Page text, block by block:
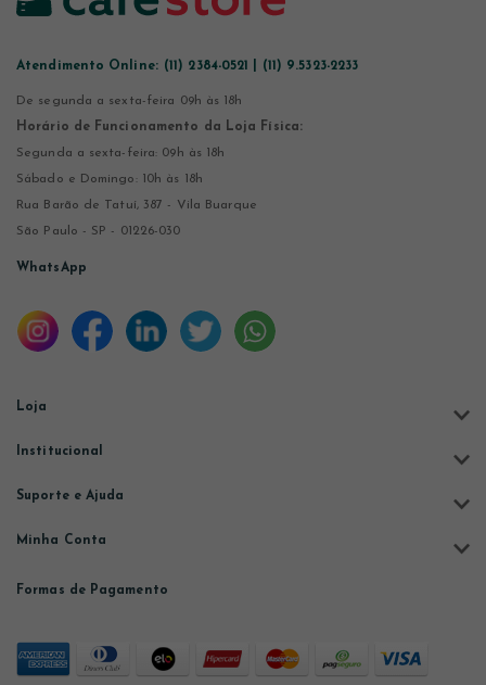
Atendimento Online: (11) 2384-0521 | (11) 9.5323-2233
De segunda a sexta-feira 09h às 18h
Horário de Funcionamento da Loja Física:
Segunda a sexta-feira: 09h às 18h
Sábado e Domingo: 10h às 18h
Rua Barão de Tatuí, 387 - Vila Buarque
São Paulo - SP - 01226-030
WhatsApp
Loja
Institucional
Suporte e Ajuda
Minha Conta
Formas de Pagamento